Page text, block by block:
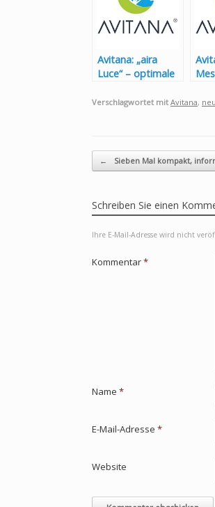
Avitana: „aira
Luce“ – optimale
saubere Raumluft
Verschlagwortet mit Avitana,
Beitragsnavigation
← Sieben Mal kompakt,
Schreiben Sie einen
Ihre E-Mail-Adresse wird nicht
Kommentar*
Name *
E-Mail-Adresse *
Website